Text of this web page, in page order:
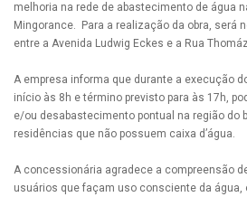
melhoria na rede de abastecimento de água
Mingorance. Para a realização da obra, será
entre a Avenida Ludwig Eckes e a Rua
A empresa informa que durante a execução
início às 8h e término previsto para às 17h,
e/ou desabastecimento pontual na região do
residências que não possuem caixa d’água.
A concessionária agradece a compreensão
usuários que façam uso consciente da água,